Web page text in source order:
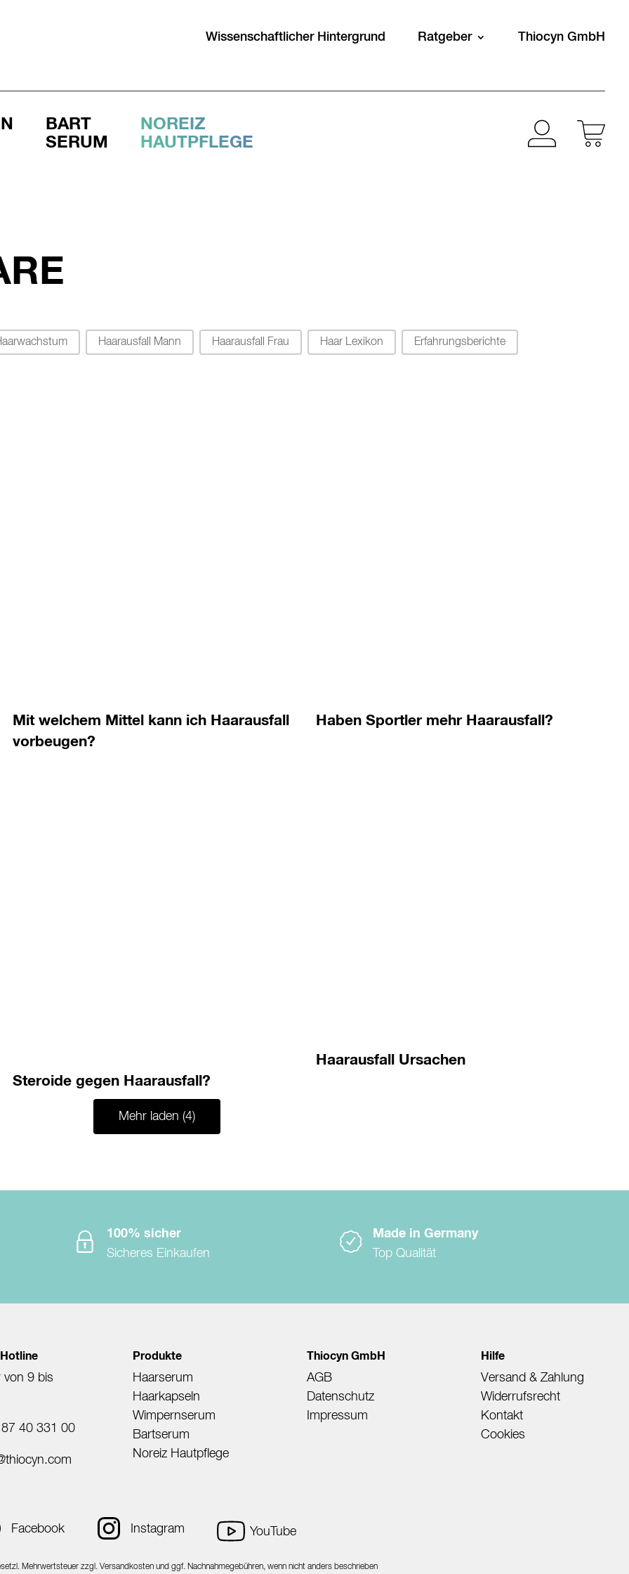
Wissenschaftlicher Hintergrund Ratgeber Thiocyn GmbH
BART
SERUM
NOREIZ
HAUTPFLEGE
Haarausfall Mann Haarausfall Frau Haar Lexikon Erfahrungsberichte
Mit welchem Mittel kann ich Haarausfall
vorbeugen?
Haben Sportler mehr Haarausfall?
Haarausfall Ursachen
Steroide gegen Haarausfall?
Mehr laden (4)
100% sicher
Sicheres Einkaufen
Made in Germany
Top Qualität
von 9 bis
40 331 00
Produkte
Haarserum
Haarkapseln
Wimpernserum
Bartserum
Noreiz Hautpflege
Thiocyn GmbH
AGB
Datenschutz
Impressum
Hilfe
Versand & Zahlung
Widerrufsrecht
Kontakt
Cookies
Facebook Instagram YouTube
Mehrwertsteuer zzgl. Versandkostenund ggf. Nachnahmegebühren, wenn nicht anders beschrieben